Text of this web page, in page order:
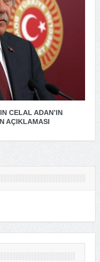
CELAL ADAN’IN
AÇIKLAMASI